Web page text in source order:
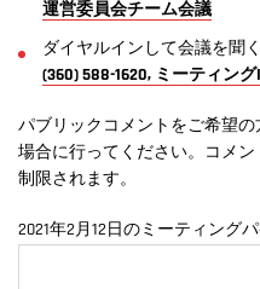
運営委員会チーム会議
ダイヤルインして会議を聞く
(360) 588-1620, ミーティング
パブリックコメントをご希望
場合に行ってください。コメ
制限されます。
2021年2月12日のミーティング